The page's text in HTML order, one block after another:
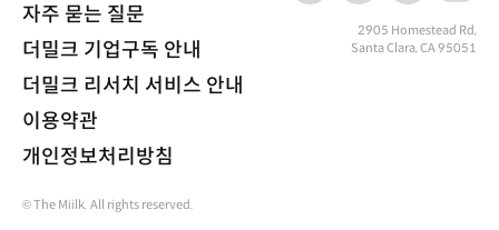
자주 묻는 질문
더밀크 기업구독 안내
더밀크 리서치 서비스 안내
이용약관
개인정보처리방침
2905 Homestead Rd,
Santa Clara, CA 95051
© The Miilk. All rights reserved.